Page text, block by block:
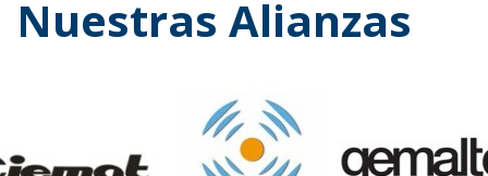
Nuestras Alianzas